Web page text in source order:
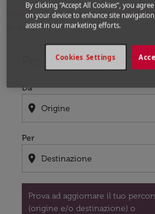
Home Voli Voli per Stati
Boston
Prossimo voli da
Da
location_on
Per
location_on
Prova ad aggiornare il tuo
(origine e/o destinazione) o
Prova ad aggiornare il tuo
By clicking “Accept All Cookies”, you
on your device to enhance site
assist in our marketing efforts.
Cookies Settings